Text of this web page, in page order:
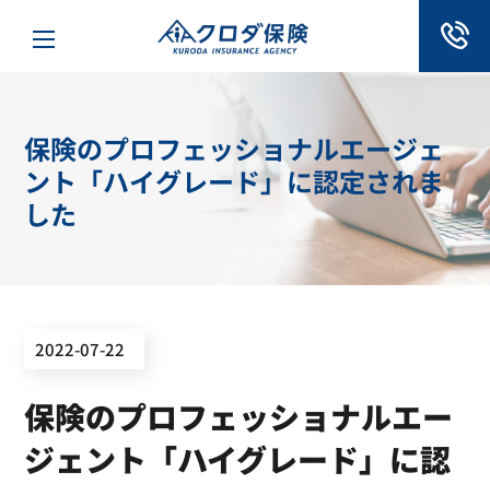
保険のプロフェッショナルエージェ
ント「ハイグレード」に認定されま
した
2022-07-22
保険のプロフェッショナルエー
ジェント「ハイグレード」に認